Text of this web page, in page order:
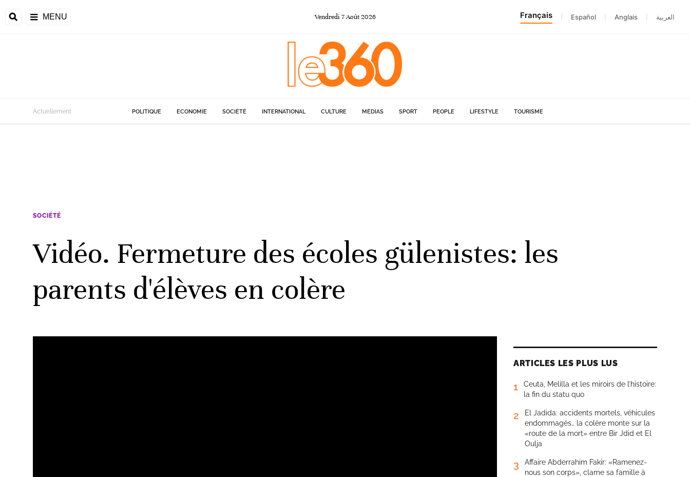
MENU Vendredi 7Août 2026 Français Español Anglais العربية
Actuellement POLITIQUE ECONOMIE SOCIÉTÉ INTERNATIONAL CULTURE MÉDIAS SPORT PEOPLE LIFESTYLE TOURISME
SOCIÉTÉ
Vidéo. Fermeture des écoles gülenistes: les
parents d'élèves en colère
ARTICLES LES PLUS LUS
1
Ceuta, Melilla et les miroirs de l’histoire:
la fin du statu quo
2
El Jadida: accidents mortels, véhicules
endommagés… la colère monte sur la
«route de la mort» entre Bir Jdid et El
Oulja
3
Affaire Abderrahim Fakir: «Ramenez-
nous son corps», clame sa famille à